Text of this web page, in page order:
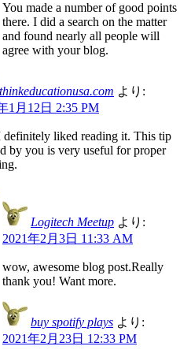
You made a number of good points
there. I did a search on the matter
and found nearly all people will
agree with your blog.
thinkeducationusa.com より:
1月12日 2:35 PM
definitely liked reading it. This tip
by you is very useful for proper
Logitech Meetup より:
2021年2月3日 11:33 AM
wow, awesome blog post.Really
thank you! Want more.
buy spotify plays より:
2021年2月23日 12:33 PM